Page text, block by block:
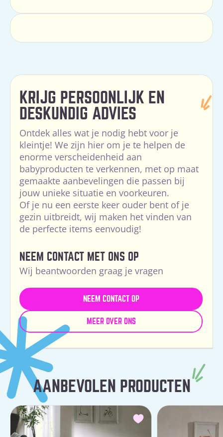
KRIJG PERSOONLIJK EN
DESKUNDIG ADVIES
Ontdek alles wat je nodig hebt voor je
kleintje! We zijn hier om je te helpen de
enorme verscheidenheid aan
babyproducten te verkennen, met op maat
gemaakte aanbevelingen die passen bij
jouw unieke situatie en voorkeuren.
Of je nu een eerste keer ouder bent of je
gezin uitbreidt, wij maken het vinden van
de perfecte items eenvoudig!
NEEM CONTACT MET ONS OP
Wij beantwoorden graag je vragen
NEEM CONTACT OP
MEER OVER ONS
AANBEVOLEN PRODUCTEN